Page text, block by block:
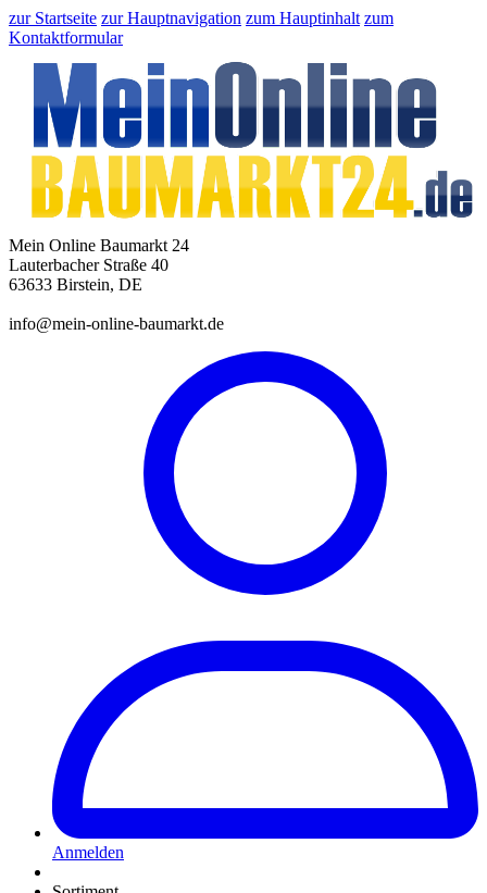
zur Startseite zur Hauptnavigation zum Hauptinhalt zum
Kontaktformular
Mein Online Baumarkt 24
Lauterbacher Straße 40
63633 Birstein, DE
info@mein-online-baumarkt.de
Anmelden